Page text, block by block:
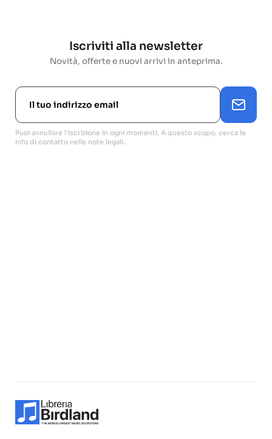
Iscriviti alla newsletter
Novità, offerte e nuovi arrivi in anteprima.
Puoi annullare l'iscrizione in ogni momenti. A questo scopo, cerca le
info di contatto nelle note legali.